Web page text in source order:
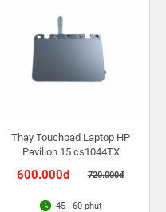
Thay Touchpad Laptop HP
Pavilion 15 cs1044TX
600.000đ 720.000đ
45 - 60 phút